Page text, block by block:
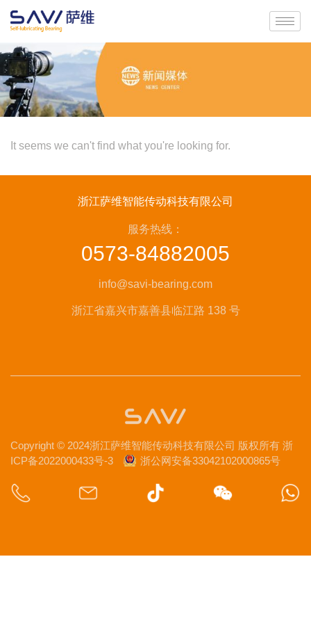
It seems we can't find what you're looking for.
浙江萨维智能传动科技有限公司
服务热线：
0573-84882005
info@savi-bearing.com
浙江省嘉兴市嘉善县临江路 138 号
Copyright © 2024浙江萨维智能传动科技有限公司 版权所有 浙
ICP备2022000433号-3
浙公网安备33042102000865号